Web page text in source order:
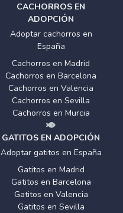
CACHORROS EN
ADOPCIÓN
Adoptar cachorros en
España
Cachorros en Madrid
Cachorros en Barcelona
Cachorros en Valencia
Cachorros en Sevilla
Cachorros en Murcia
GATITOS EN ADOPCIÓN
Adoptar gatitos en España
Gatitos en Madrid
Gatitos en Barcelona
Gatitos en Valencia
Gatitos en Sevilla